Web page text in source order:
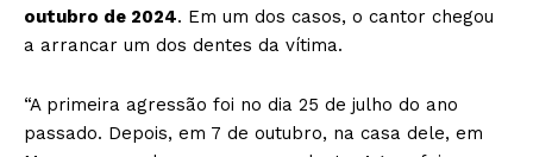
outubro de 2024. Em um dos casos, o cantor chegou
a arrancar um dos dentes da vítima.
“A primeira agressão foi no dia 25 de julho do ano
passado. Depois, em 7 de outubro, na casa dele, em